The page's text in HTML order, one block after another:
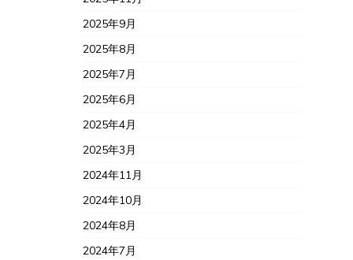
2025年9月
2025年8月
2025年7月
2025年6月
2025年4月
2025年3月
2024年11月
2024年10月
2024年8月
2024年7月